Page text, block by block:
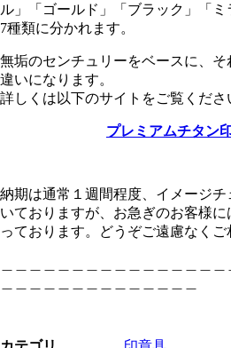
ル」「ゴールド」「ブラック」「
7種類に分かれます。
無垢のセンチュリーをベースに、
違いになります。
詳しくは以下のサイトをご覧くださ
プレミアムチタン
納期は通常１週間程度、イメージ
いておりますが、お急ぎのお客様
っております。どうぞご遠慮なくご